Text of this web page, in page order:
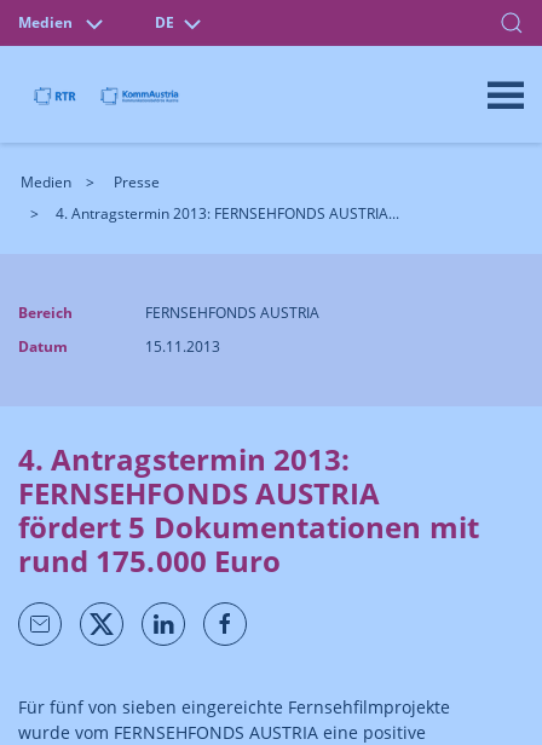
Medien DE
Medien
Presse
4. Antragstermin 2013: FERNSEHFONDS AUSTRIA...
Bereich
FERNSEHFONDS AUSTRIA
Datum
15.11.2013
4. Antragstermin 2013:
FERNSEHFONDS AUSTRIA
fördert 5 Dokumentationen mit
rund 175.000 Euro
Für fünf von sieben eingereichte Fernsehfilmprojekte
wurde vom FERNSEHFONDS AUSTRIA eine positive